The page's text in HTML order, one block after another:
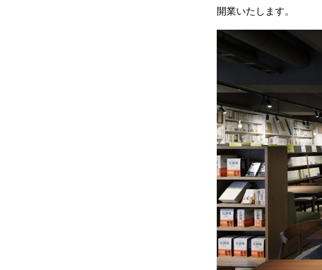
開業いたします。